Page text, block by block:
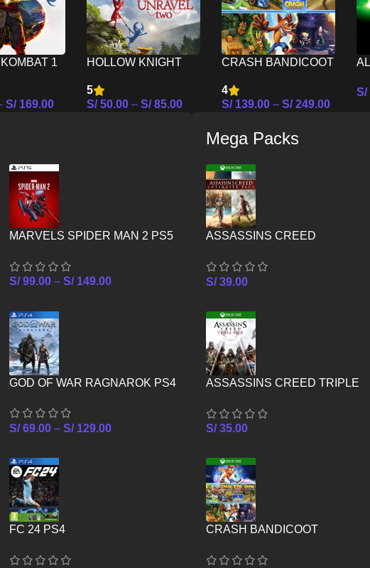
1
S/169.00
HOLLOW KNIGHT
– NINTENDO
SWITCH
5
S/50.00 – S/85.00
CRASH BANDICOOT
BUNDLE –
NINTENDO SWITCH
4
S/139.00 – S/249.00
S/
MARVELS SPIDER MAN 2 PS5
S/99.00 –S/149.00
GOD OF WAR RAGNAROK PS4
S/69.00 –S/129.00
FC 24 PS4
Mega Packs
ASSASSINS CREED
S/39.00
ASSASSINS CREED TRIPLE
S/35.00
CRASH BANDICOOT
XBOX ONE